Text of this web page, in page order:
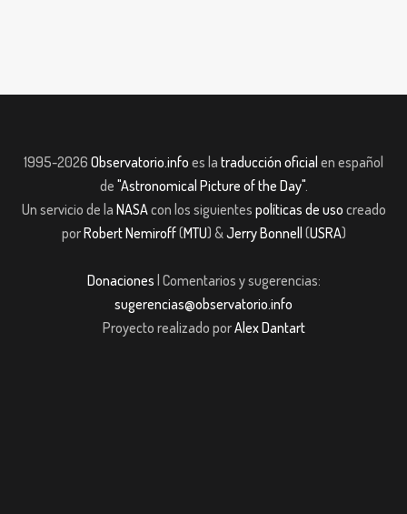
1995-2026 Observatorio.info es la traducción oficial en español
de "Astronomical Picture of the Day".
Un servicio de la NASAcon los siguientes políticas de uso creado
porRobert Nemiroff(MTU) &Jerry Bonnell (USRA)
Donaciones | Comentarios y sugerencias:
sugerencias@observatorio.info
Proyecto realizado porAlex Dantart